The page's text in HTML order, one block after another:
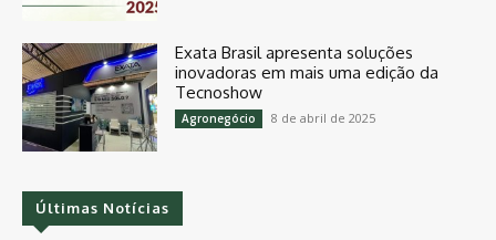
Exata Brasil apresenta soluções
inovadoras em mais uma edição da
Tecnoshow
Agronegócio 8 de abril de 2025
Últimas Notícias